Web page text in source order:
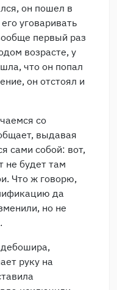
он пошел в
уговаривать
первый раз
возрасте, у
что он попал
он отстоял и
со
выдавая
сами собой: вот,
не будет там
Что ж говорю,
да
но не
руку на